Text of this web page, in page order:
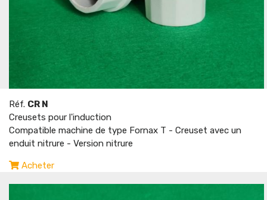
Réf. CR N
Creusets pour l'induction
Compatible machine de type Fornax T - Creuset avec un
enduit nitrure - Version nitrure
Acheter